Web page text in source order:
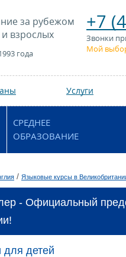
за рубежом
взрослых
года
+7
Звонки
Мой
Услуги
СРЕДНЕЕ
ОБРАЗОВАНИЕ
/ Языковые курсы в
- Официальный
для детей